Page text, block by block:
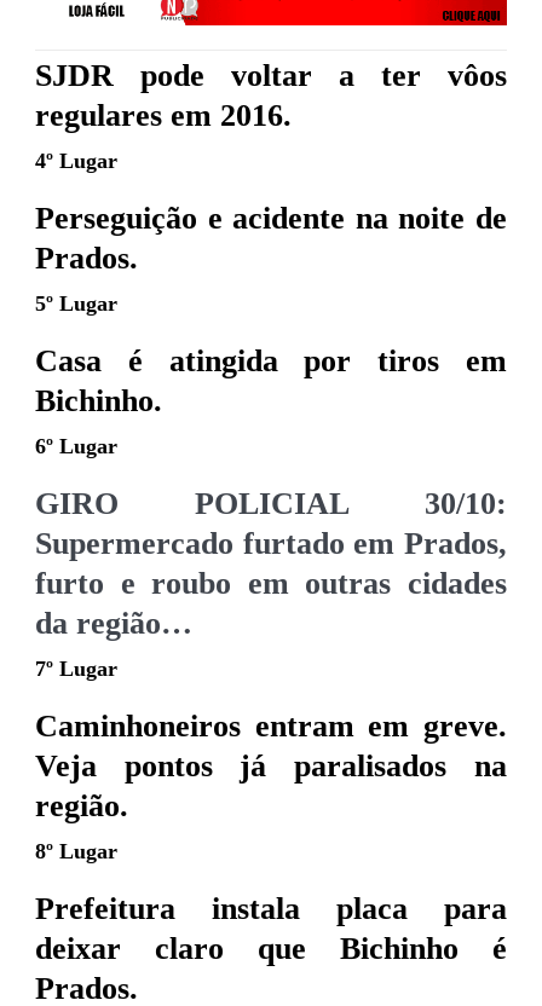
SJDR pode voltar a ter vôos
regulares em 2016.
4º Lugar
Perseguição e acidente na noite de
Prados.
5º Lugar
Casa é atingida por tiros em
Bichinho.
6º Lugar
GIRO POLICIAL 30/10:
Supermercado furtado em Prados,
furto e roubo em outras cidades
da região…
7º Lugar
Caminhoneiros entram em greve.
Veja pontos já paralisados na
região.
8º Lugar
Prefeitura instala placa para
deixar claro que Bichinho é
Prados.